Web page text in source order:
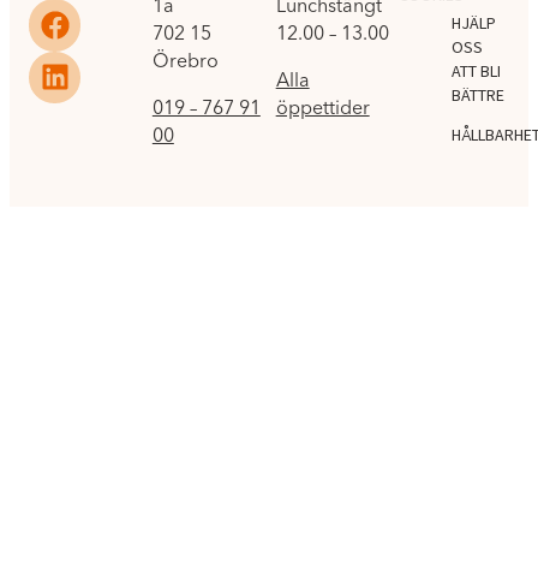
1a
702 15
Örebro
019 – 767 91
00
Lunchstängt
12.00 – 13.00
Alla
öppettider
HJÄLP
OSS
ATT BLI
BÄTTRE